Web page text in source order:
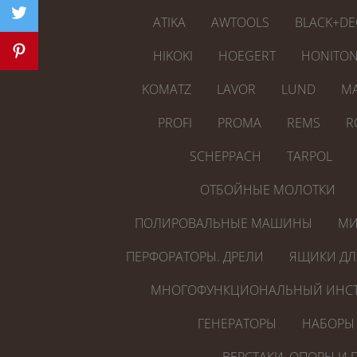
ATIKA AWTOOLS
HIKOKI
HOEGERT
KOMATZ
LAVOR LUND
PROFI
PROMA REMS
SCHEPPACH
TARPOL
ОТБОЙНЫЕ МОЛОТКИ
ПОЛИРОВАЛЬНЫЕ МАШИНЫ
ПЕРФОРАТОРЫ. ДРЕЛИ
ЯЩИКИ
МНОГОФУНКЦИОНАЛЬНЫЙ
ГЕНЕРАТОРЫ
НАБОРЫ